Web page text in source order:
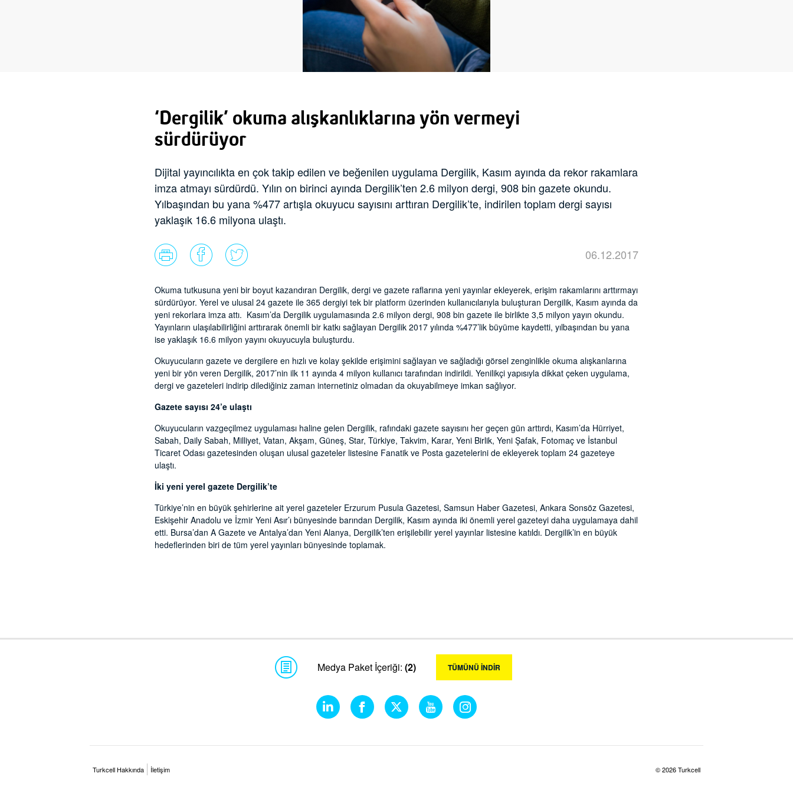
‘Dergilik’ okuma alışkanlıklarına yön vermeyi
sürdürüyor
Dijital yayıncılıkta en çok takip edilen ve beğenilen uygulama Dergilik, Kasım ayında da rekor rakamlara
imza atmayı sürdürdü. Yılın on birinci ayında Dergilik’ten 2.6 milyon dergi, 908 bin gazete okundu.
Yılbaşından bu yana %477 artışla okuyucu sayısını arttıran Dergilik’te, indirilen toplam dergi sayısı
yaklaşık 16.6 milyona ulaştı.
06.12.2017
Okuma tutkusuna yeni bir boyut kazandıran Dergilik, dergi ve gazete raflarına yeni yayınlar ekleyerek, erişim rakamlarını arttırmayı
sürdürüyor. Yerel ve ulusal 24 gazete ile 365 dergiyi tek bir platform üzerinden kullanıcılarıyla buluşturan Dergilik, Kasım ayında da
yeni rekorlara imza attı. Kasım’da Dergilik uygulamasında 2.6 milyon dergi, 908 bin gazete ile birlikte 3,5 milyon yayın okundu.
Yayınların ulaşılabilirliğini arttırarak önemli bir katkı sağlayan Dergilik 2017 yılında %477’lik büyüme kaydetti, yılbaşından bu yana
ise yaklaşık 16.6 milyon yayını okuyucuyla buluşturdu.
Okuyucuların gazete ve dergilere en hızlı ve kolay şekilde erişimini sağlayan ve sağladığı görsel zenginlikle okuma alışkanlarına
yeni bir yön veren Dergilik, 2017’nin ilk 11 ayında 4 milyon kullanıcı tarafından indirildi. Yenilikçi yapısıyla dikkat çeken uygulama,
dergi ve gazeteleri indirip dilediğiniz zaman internetiniz olmadan da okuyabilmeye imkan sağlıyor.
Gazete sayısı 24’e ulaştı
Okuyucuların vazgeçilmez uygulaması haline gelen Dergilik, rafındaki gazete sayısını her geçen gün arttırdı, Kasım’da Hürriyet,
Sabah, Daily Sabah, Milliyet, Vatan, Akşam, Güneş, Star, Türkiye, Takvim, Karar, Yeni Birlik, Yeni Şafak, Fotomaç ve İstanbul
Ticaret Odası gazetesinden oluşan ulusal gazeteler listesine Fanatik ve Posta gazetelerini de ekleyerek toplam 24 gazeteye
ulaştı.
İki yeni yerel gazete Dergilik’te
Türkiye’nin en büyük şehirlerine ait yerel gazeteler Erzurum Pusula Gazetesi, Samsun Haber Gazetesi, Ankara Sonsöz Gazetesi,
Eskişehir Anadolu ve İzmir Yeni Asır’ı bünyesinde barından Dergilik, Kasım ayında iki önemli yerel gazeteyi daha uygulamaya dahil
etti. Bursa’dan A Gazete ve Antalya’dan Yeni Alanya, Dergilik’ten erişilebilir yerel yayınlar listesine katıldı. Dergilik’in en büyük
hedeflerinden biri de tüm yerel yayınları bünyesinde toplamak.
Medya Paket İçeriği: (2) TÜMÜNÜ İNDİR
Turkcell Hakkında İletişim © 2026 Turkcell